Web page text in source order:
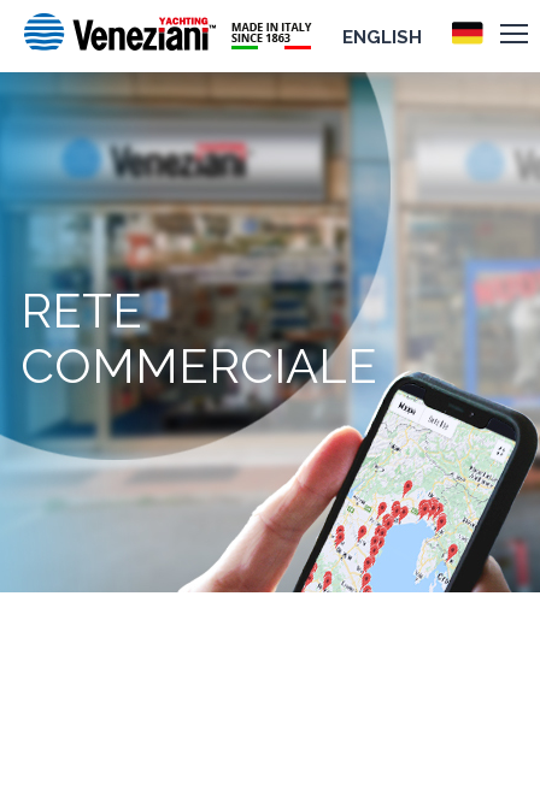
ENGLISH
RETE
COMMERCIALE